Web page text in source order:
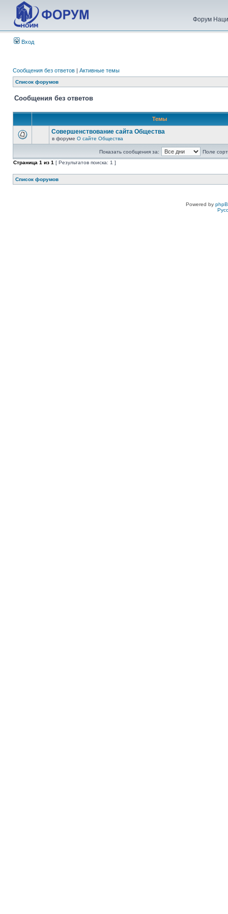
Форум
Вход
Сообщения без ответов | Активные темы
Список форумов
Сообщения без ответов
Темы
Совершенствование сайта Общества
в форуме О сайте Общества
Показать сообщения за:
Поле
Страница 1 из 1 [ Результатов поиска: 1 ]
Список форумов
Powered by